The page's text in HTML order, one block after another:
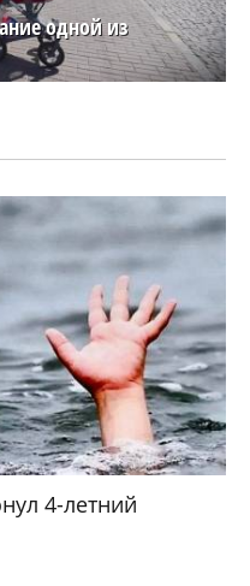
одной из
4-летний